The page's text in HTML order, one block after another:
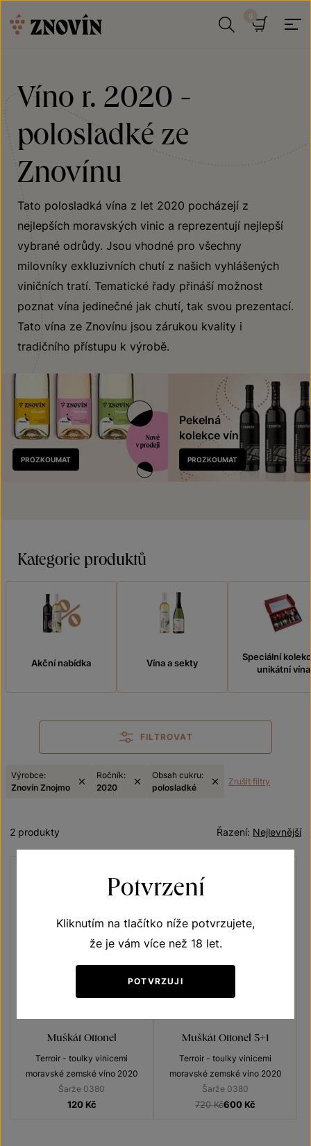
Víno r. 2020 -
polosladké ze
Znovínu
Tato polosladká vína z let 2020 pocházejí z
nejlepších moravských vinic a reprezentují nejlepší
vybrané odrůdy. Jsou vhodné pro všechny
milovníky exkluzivních chutí z našich vyhlášených
viničních tratí. Tematické řady přináší možnost
poznat vína jedinečné jak chutí, tak svou prezentací.
Tato vína ze Znovínu jsou zárukou kvality i
tradičního přístupu k výrobě.
Nově
v prodeji
PROZKOUMAT
Pekelná
kolekce vín
PROZKOUMAT
Kategorie produktů
Akční nabídka Vína a sekty
Speciální
unikátní vína
FILTROVAT
Výrobce:
Znovín Znojmo
Ročník:
2020
Obsah cukru:
polosladké
Zrušit filtry
Nejlevnější
Řazení:
2 produkty
Muškát Ottonel
Terroir - toulky vinicemi
moravské zemské víno 2020
Šarže 0380
120 Kč
ZDARMA
Muškát Ottonel 5+1
Terroir - toulky vinicemi
moravské zemské víno 2020
Šarže 0380
720 Kč600 Kč
Potvrzení
Kliknutím na tlačítko níže potvrzujete,
že je vám více než 18 let.
POTVRZUJI